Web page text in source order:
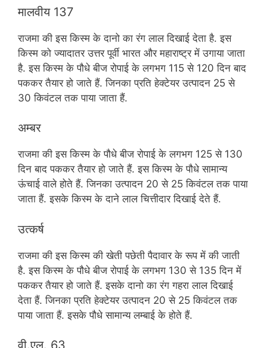
मालवीय 137
राजमा की इस किस्म के दानो का रंग लाल दिखाई देता है. इस
किस्म को ज्यादातर उत्तर पूर्वी भारत और महाराष्ट्र में उगाया जाता
है. इस किस्म के पौधे बीज रोपाई के लगभग 115 से 120 दिन बाद
पककर तैयार हो जाते हैं. जिनका प्रति हेक्टेयर उत्पादन 25 से
30 किवंटल तक पाया जाता हैं.
अम्बर
राजमा की इस किस्म के पौधे बीज रोपाई के लगभग 125 से 130
दिन बाद पककर तैयार हो जाते हैं. इस किस्म के पौधे सामान्य
ऊंचाई वाले होते हैं. जिनका उत्पादन 20 से 25 किवंटल तक पाया
जाता हैं. इसके किस्म के दाने लाल चित्तीदार दिखाई देते हैं.
उत्कर्ष
राजमा की इस किस्म की खेती पछेती पैदावार के रूप में की जाती
है. इस किस्म के पौधे बीज रोपाई के लगभग 130 से 135 दिन में
पककर तैयार हो जाते हैं. इसके दानो का रंग गहरा लाल दिखाई
देता हैं. जिनका प्रति हेक्टेयर उत्पादन 20 से 25 किवंटल तक
पाया जाता हैं. इसके पौधे सामान्य लम्बाई के होते हैं.
वी.एल. 63